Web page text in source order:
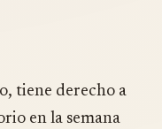
tiene derecho a
en la semana